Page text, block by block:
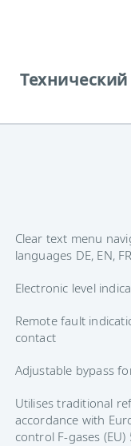
Clear text menu
languages DE, EN,
Electronic level
Remote fault
contact
Adjustable bypass
Utilises traditional
accordance with
control F-gases